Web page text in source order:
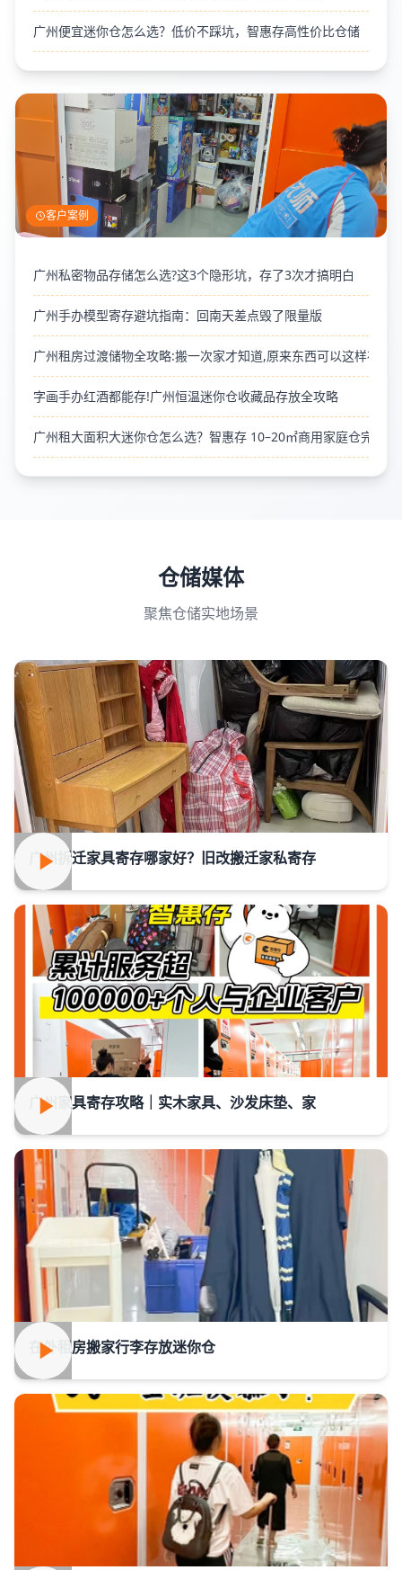
广州便宜迷你仓怎么选？低价不踩坑，智惠存高性价比仓储
客户案例
广州私密物品存储怎么选?这3个隐形坑，存了3次才搞明白
广州手办模型寄存避坑指南：回南天差点毁了限量版
广州租房过渡储物全攻略:搬一次家才知道,原来东西可以这样存
字画手办红酒都能存!广州恒温迷你仓收藏品存放全攻略
广州租大面积大迷你仓怎么选？智惠存 10–20㎡商用家庭仓完整筛
仓储媒体
聚焦仓储实地场景
广州拆迁家具寄存哪家好？旧改搬迁家私寄存
广州家具寄存攻略｜实木家具、沙发床垫、家
在外租房搬家行李存放迷你仓